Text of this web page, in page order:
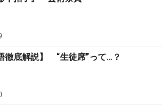
徹底解説】 “生徒席”って…？